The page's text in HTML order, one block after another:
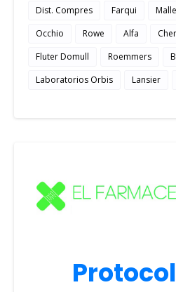
Dist. Compres
Farqui
Occhio
Rowe Alfa
Fluter Domull
Roemmers
Laboratorios Orbis
Lansier